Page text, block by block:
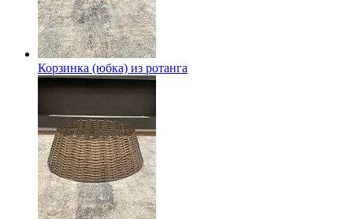
Корзинка (юбка) из ротанга